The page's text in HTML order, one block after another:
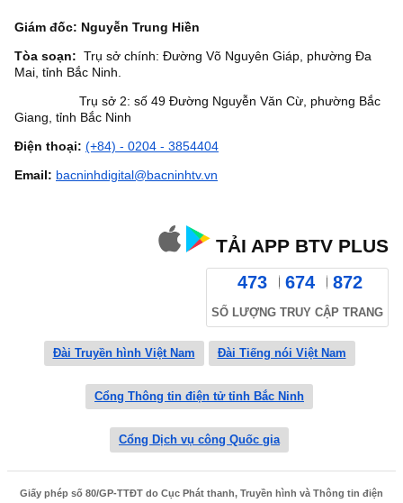
Giám đốc: Nguyễn Trung Hiền
Tòa soạn: Trụ sở chính: Đường Võ Nguyên Giáp, phường Đa
Mai, tỉnh Bắc Ninh.
Trụ sở 2: số 49 Đường Nguyễn Văn Cừ, phường Bắc
Giang, tỉnh Bắc Ninh
Điện thoại: (+84) - 0204 - 3854404
Email: bacninhdigital@bacninhtv.vn
TẢI APP BTV PLUS
473 674 872
SỐ LƯỢNG TRUY CẬP TRANG
Đài Truyền hình Việt Nam Đài Tiếng nói Việt Nam
Cổng Thông tin điện tử tỉnh Bắc Ninh
Cổng Dịch vụ công Quốc gia
Giấy phép số 80/GP-TTĐT do Cục Phát thanh, Truyền hình và Thông tin điện